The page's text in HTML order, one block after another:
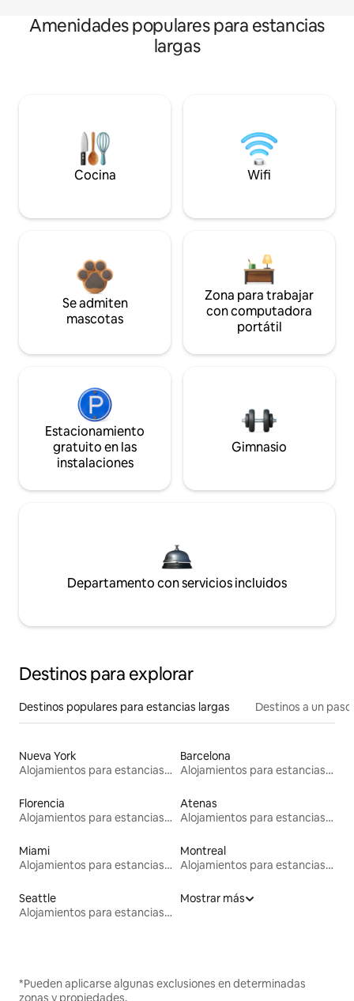
Amenidades populares para estancias
largas
Cocina Wifi
Se admiten
mascotas
Zona para trabajar
con computadora
portátil
Estacionamiento
gratuito en las
instalaciones
Gimnasio
Departamento con servicios incluidos
Destinos para explorar
Destinos populares para estancias largas Destinos a un
Nueva York
Alojamientos para estancias largas
Barcelona
Alojamientos para estancias largas
Florencia
Alojamientos para estancias largas
Atenas
Alojamientos para estancias largas
Miami
Alojamientos para estancias largas
Montreal
Alojamientos para estancias largas
Seattle
Alojamientos para estancias largas
Mostrar más
*Pueden aplicarse algunas exclusiones en determinadas
zonas y propiedades.